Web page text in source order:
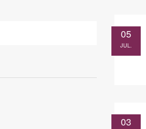
05
JUL.
03